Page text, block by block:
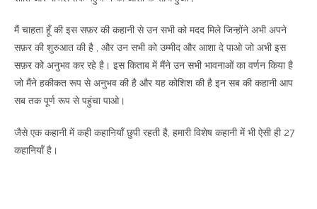
मैं चाहता हूँ की इस सफ़र की कहानी से उन सभी को मदद मिले जिन्होंने अभी अपने
सफ़र की शुरुआत की है , और उन सभी को उम्मीद और आशा दे पाओ जो अभी इस
सफ़र को अनुभव कर रहे है। इस किताब में मैंने उन सभी भावनाओं का वर्णन किया है
जो मैंने हकीकत रूप से अनुभव की है और यह कोशिश की है इन सब की कहानी आप
सब तक पूर्ण रूप से पहुंचा पाओ।
जैसे एक कहानी में कही कहानियाँ छुपी रहती है, हमारी विशेष कहानी में भी ऐसी ही 27
कहानियाँ है।